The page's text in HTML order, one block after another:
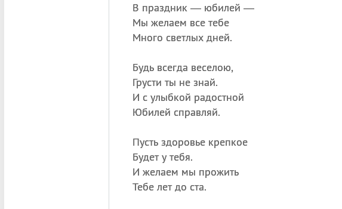
В праздник — юбилей —
Мы желаем все тебе
Много светлых дней.
Будь всегда веселою,
Грусти ты не знай.
И с улыбкой радостной
Юбилей справляй.
Пусть здоровье крепкое
Будет у тебя.
И желаем мы прожить
Тебе лет до ста.